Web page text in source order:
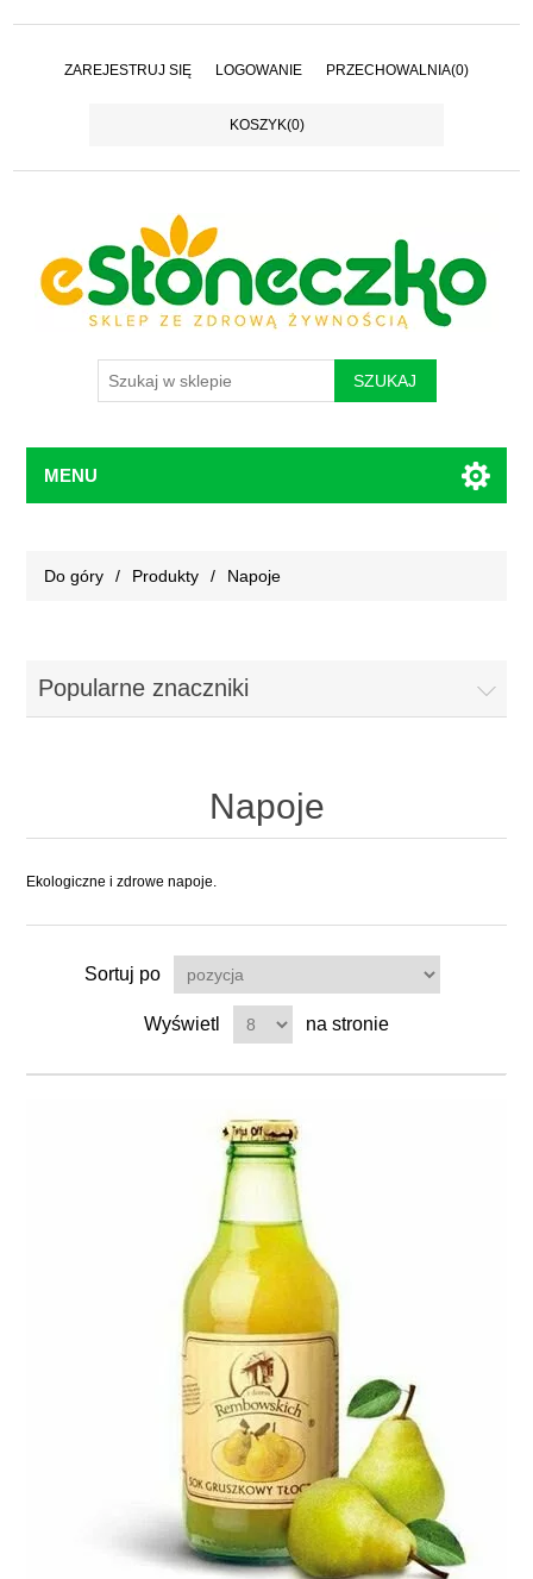
ZAREJESTRUJ SIĘ LOGOWANIE PRZECHOWALNIA(0)
KOSZYK(0)
MENU
Do góry / Produkty / Napoje
Popularne znaczniki
Napoje
Ekologiczne i zdrowe napoje.
Sortuj po
Wyświetl na stronie